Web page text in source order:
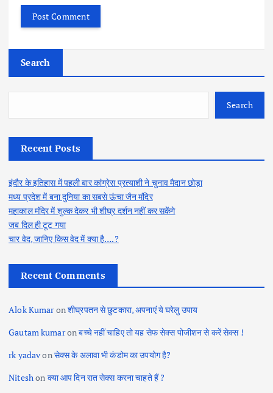
Search
Search
Recent Posts
इंदौर के इतिहास में पहली बार कांग्रेस प्रत्याशी ने चुनाव मैदान छोड़ा
मध्य प्रदेश में बना दुनिया का सबसे ऊंचा जैन मंदिर
महाकाल मंदिर में शुल्क देकर भी शीघ्र दर्शन नहीं कर सकेंगे
जब दिल ही टूट गया
चार वेद, जानिए किस वेद में क्या है….?
Recent Comments
Alok Kumaronशीघ्रपतन से छुटकारा, अपनाएं ये घरेलु उपाय
Gautam kumaronबच्चे नहीं चाहिए तो यह सेफ सेक्स पोजीशन से करें सेक्स !
rk yadavonसेक्स के अलावा भी कंडोम का उपयोग है?
Nitesh on क्या आप दिन रात सेक्स करना चाहते हैं ?